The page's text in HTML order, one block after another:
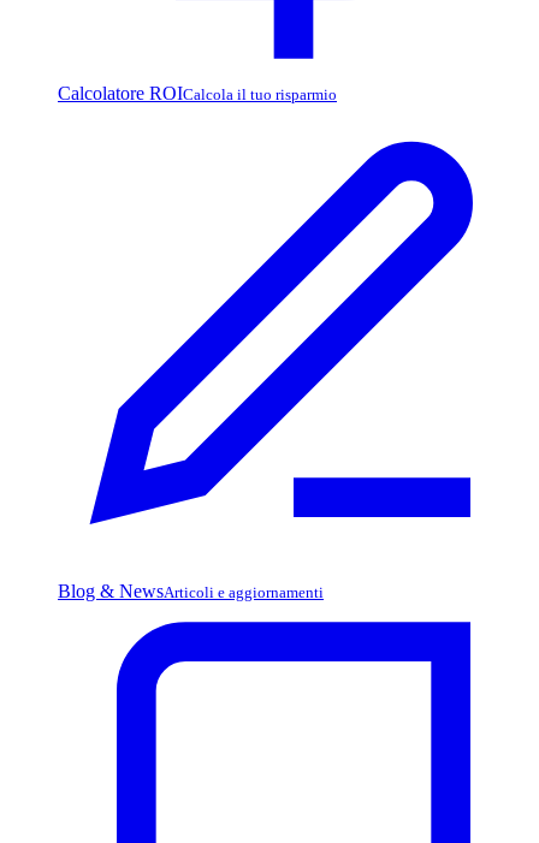
Calcolatore ROICalcola il tuo risparmio
Blog & NewsArticoli e aggiornamenti